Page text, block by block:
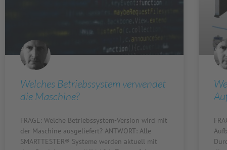
Welches Betriebssystem verwendet
die Maschine?
FRAGE: Welche Betriebssystem-Version wird mit
der Maschine ausgeliefert? ANTWORT: Alle
SMARTTESTER® Systeme werden aktuell mit